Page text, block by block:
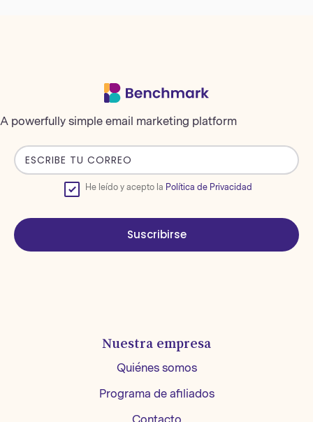
A powerfully simple email marketing platform
He leído y acepto la Política de Privacidad
Suscribirse
Nuestra empresa
Quiénes somos
Programa de afiliados